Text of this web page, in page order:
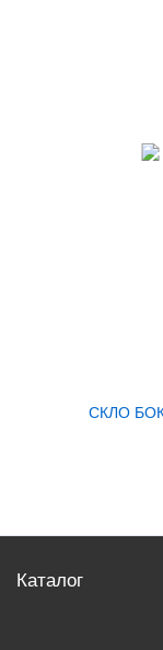
СКЛО
Каталог